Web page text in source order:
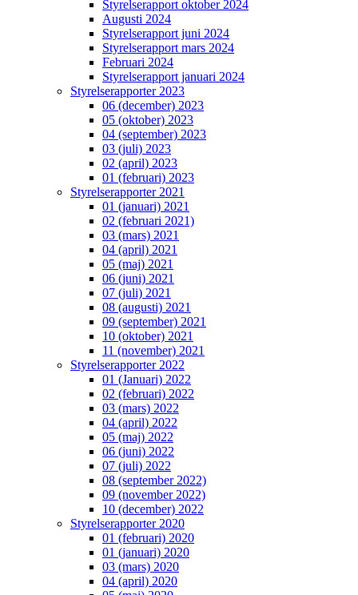
Styrelserapport oktober 2024
Augusti 2024
Styrelserapport juni 2024
Styrelserapport mars 2024
Februari 2024
Styrelserapport januari 2024
Styrelserapporter 2023
06 (december) 2023
05 (oktober) 2023
04 (september) 2023
03 (juli) 2023
02 (april) 2023
01 (februari) 2023
Styrelserapporter 2021
01 (januari) 2021
02 (februari 2021)
03 (mars) 2021
04 (april) 2021
05 (maj) 2021
06 (juni) 2021
07 (juli) 2021
08 (augusti) 2021
09 (september) 2021
10 (oktober) 2021
11 (november) 2021
Styrelserapporter 2022
01 (Januari) 2022
02 (februari) 2022
03 (mars) 2022
04 (april) 2022
05 (maj) 2022
06 (juni) 2022
07 (juli) 2022
08 (september 2022)
09 (november 2022)
10 (december) 2022
Styrelserapporter 2020
01 (februari) 2020
01 (januari) 2020
03 (mars) 2020
04 (april) 2020